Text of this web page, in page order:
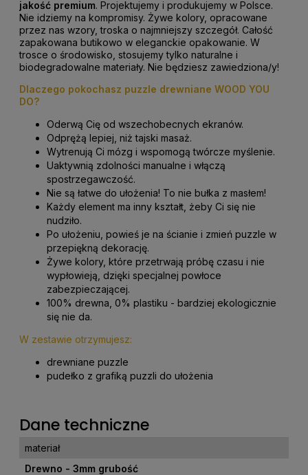
jakość premium. Projektujemy i produkujemy w Polsce.
Nie idziemy na kompromisy. Żywe kolory, opracowane
przez nas wzory, troska o najmniejszy szczegół. Całość
zapakowana butikowo w eleganckie opakowanie. W
trosce o środowisko, stosujemy tylko naturalne i
biodegradowalne materiały. Nie będziesz zawiedziona/y!
Dlaczego pokochasz puzzle drewniane WOOD YOU
DO?
Oderwą Cię od wszechobecnych ekranów.
Odprężą lepiej, niż tajski masaż.
Wytrenują Ci mózg i wspomogą twórcze myślenie.
Uaktywnią zdolności manualne i włączą
spostrzegawczość.
Nie są łatwe do ułożenia! To nie bułka z masłem!
Każdy element ma inny kształt, żeby Ci się nie
nudziło.
Po ułożeniu, powieś je na ścianie i zmień puzzle w
przepiękną dekorację.
Żywe kolory, które przetrwają próbę czasu i nie
wypłowieją, dzięki specjalnej powłoce
zabezpieczającej.
100% drewna, 0% plastiku - bardziej ekologicznie
się nie da.
W zestawie otrzymujesz:
drewniane puzzle
pudełko z grafiką puzzli do ułożenia
Dane techniczne
materiał
Drewno - 3mm grubość